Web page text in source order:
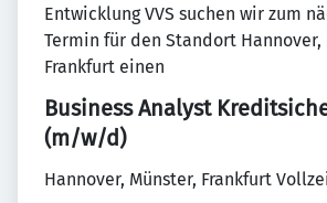
Entwicklung VVS suchen wir zum
Termin für den Standort
Frankfurt einen
Business Analyst
(m/w/d)
Hannover, Münster, Frankfurt